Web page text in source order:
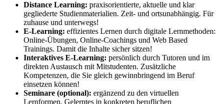
Distance Learning: praxisorientierte, aktuelle und klar
gegliederte Studienmaterialien. Zeit- und ortsunabhängig. Für
zuhause und unterwegs!
E-Learning: effizientes Lernen durch digitale Lernmethoden:
Online-Übungen, Online-Coachings und Web Based
Trainings. Damit die Inhalte sicher sitzen!
Interaktives E-Learning: persönlich durch Tutoren und im
direkten Austausch mit Mitstudenten. Zusätzliche
Kompetenzen, die Sie gleich gewinnbringend im Beruf
einsetzen können!
Seminare (optional): ergänzend zu den virtuellen
Lernformen. Gelerntes in konkreten beruflichen